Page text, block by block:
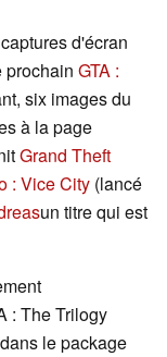
d'écran
prochain GTA :
six images du
à la page
Grand Theft
: Vice City (lancé
un titre qui est
: The Trilogy
le package